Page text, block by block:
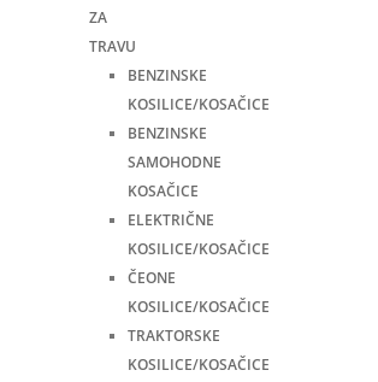
ZA
TRAVU
BENZINSKE
KOSILICE/KOSAČICE
BENZINSKE
SAMOHODNE
KOSAČICE
ELEKTRIČNE
KOSILICE/KOSAČICE
ČEONE
KOSILICE/KOSAČICE
TRAKTORSKE
KOSILICE/KOSAČICE